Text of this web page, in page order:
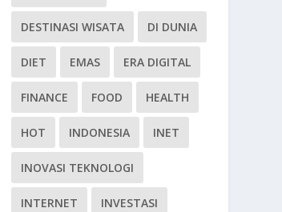
DESTINASI WISATA DI DUNIA
DIET EMAS ERA DIGITAL
FINANCE FOOD HEALTH
HOT INDONESIA INET
INOVASI TEKNOLOGI
INTERNET INVESTASI